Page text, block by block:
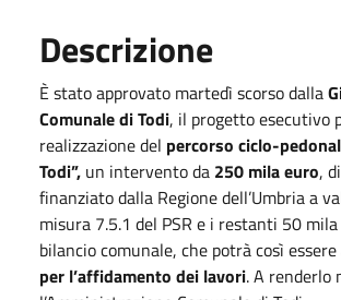
Descrizione
È stato approvato martedì scorso dalla
Comunale di Todi, il progetto esecutivo
realizzazione del percorso ciclo-
Todi”, un intervento da 250 mila euro,
finanziato dalla Regione dell’Umbria a
misura 7.5.1 del PSR e i restanti 50
bilancio comunale, che potrà così essere
per l’affidamento dei lavori. A renderlo